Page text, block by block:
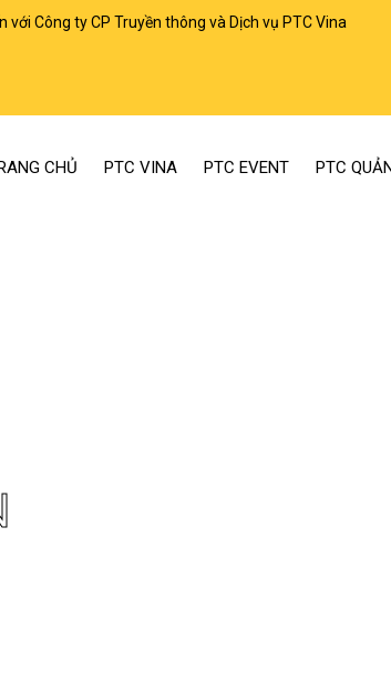
với Công ty CP Truyền thông và Dịch vụ PTC Vina
CHỦ PTC VINA PTC EVENT PTC